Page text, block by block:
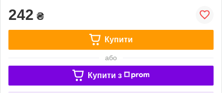
242 ₴
Купити
або
Купити з